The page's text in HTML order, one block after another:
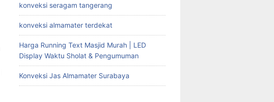
konveksi seragam tangerang
konveksi almamater terdekat
Harga Running Text Masjid Murah | LED
Display Waktu Sholat & Pengumuman
Konveksi Jas Almamater Surabaya